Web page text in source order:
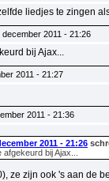
liedjes te zingen
2011 - 21:26
bij Ajax...
2011 - 21:27
2011 - 21:36
2011 - 21:26
bij Ajax...
ze zijn ook 's aan de